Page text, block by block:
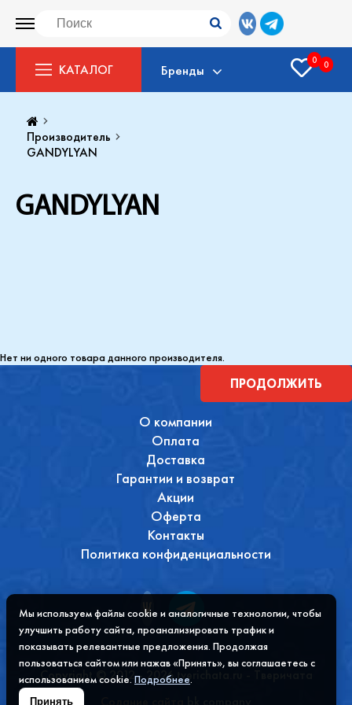
КАТАЛОГ Бренды
0 0
Производитель
GANDYLYAN
GANDYLYAN
Нет ни одного товара данного производителя.
ПРОДОЛЖИТЬ
О компании
Оплата
Доставка
Гарантии и возврат
Акции
Оферта
Контакты
Политика конфиденциальности
Copyright © 2012 - 2026 tverichata.ru - Тверичата
Мы используем файлы cookie и аналогичные технологии, чтобы
улучшить работу сайта, проанализировать трафик и
показывать релевантные предложения. Продолжая
пользоваться сайтом или нажав «Принять», вы соглашаетесь с
использованием cookie. Подробнее.
Принять